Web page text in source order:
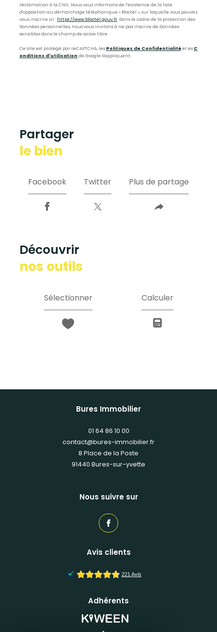
réclamation à la CNIL. Nous vous informons de l’existence de la liste
d'opposition au démarchage téléphonique « Bloctel », sur laquelle vous pouvez
vous inscrire ici : https://www.bloctel.gouv.fr. Dans le cadre de la protection des
Données personnelles, nous vous invitons à ne pas inscrire de Données
sensibles dans le champ de saisie libre.
Ce site est protégé par reCAPTCHA, les Politiques de Confidentialitéet es C
onditions d'utilisation de Google s'appliquent.
partager
le bien
Facebook Twitter Plus de partage
découvrir
nos outils
Sélectionner Calculer
Bures Immobilier
01 64 86 10 00
contact@bures-immobilier.fr
8 Place de la Poste
91440
bures-sur-yvette
Nous suivre sur
Avis clients
Adhérents